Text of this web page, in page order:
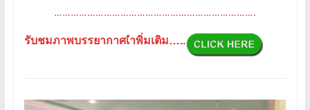
……………………………………………………………….
รับชมภาพบรรยากาศเำพิ่มเติม…..